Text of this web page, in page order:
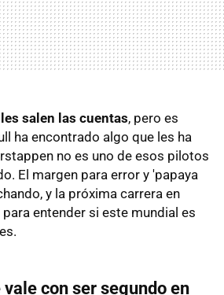
salen las cuentas, pero es
ha encontrado algo que les ha
no es uno de esos pilotos
El margen para error y 'papaya
y la próxima carrera en
entender si este mundial es
con ser segundo en